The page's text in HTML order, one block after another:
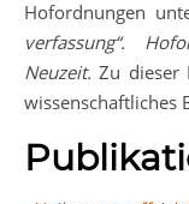
Hofordnungen
verfassung“.
Neuzeit.Zu dieser
wissenschaftliches